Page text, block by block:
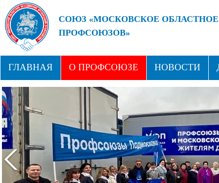
СОЮЗ «МОСКОВСКОЕ
ПРОФСОЮЗОВ»
ГЛАВНАЯ О ПРОФСОЮЗЕ НОВОСТИ
СТРУКТУРА ПРОФСОЮЗНЫЕ ЗДРАВНИЦЫ